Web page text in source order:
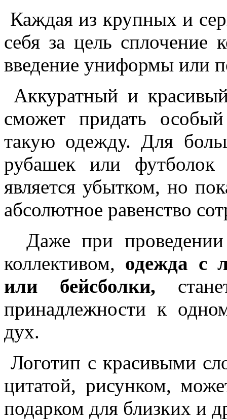
Каждая из крупных и
себя за цель сплочение
введение униформы или
Аккуратный и
сможет придать
такую одежду. Для
рубашек или
является убытком, но
абсолютное равенство
Даже при проведении
коллективом, одежда с
или бейсболки,
принадлежности к
дух.
Логотип с красивыми
цитатой, рисунком,
подарком для близких и